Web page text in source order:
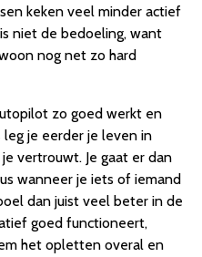
keken veel minder actief
niet de bedoeling, want
nog net zo hard
zo goed werkt en
je eerder je leven in
vertrouwt. Je gaat er dan
wanneer je iets of iemand
dan juist veel beter in de
goed functioneert,
het opletten overal en